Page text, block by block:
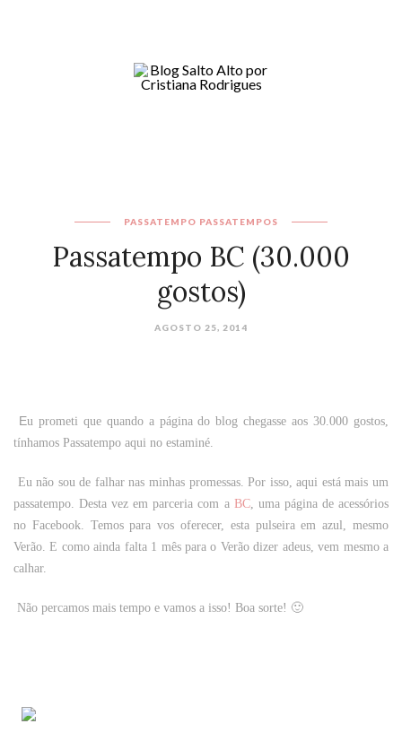
PASSATEMPO PASSATEMPOS
Passatempo BC (30.000
gostos)
AGOSTO 25, 2014
Eu prometi que quando a página do blog chegasse aos 30.000 gostos,
tínhamos Passatempo aqui no estaminé.
Eu não sou de falhar nas minhas promessas. Por isso, aqui está mais um
passatempo. Desta vez em parceria com a BC, uma página de acessórios
no Facebook. Temos para vos oferecer, esta pulseira em azul, mesmo
Verão. E como ainda falta 1 mês para o Verão dizer adeus, vem mesmo a
calhar.
Não percamos mais tempo e vamos a isso! Boa sorte! 🙂